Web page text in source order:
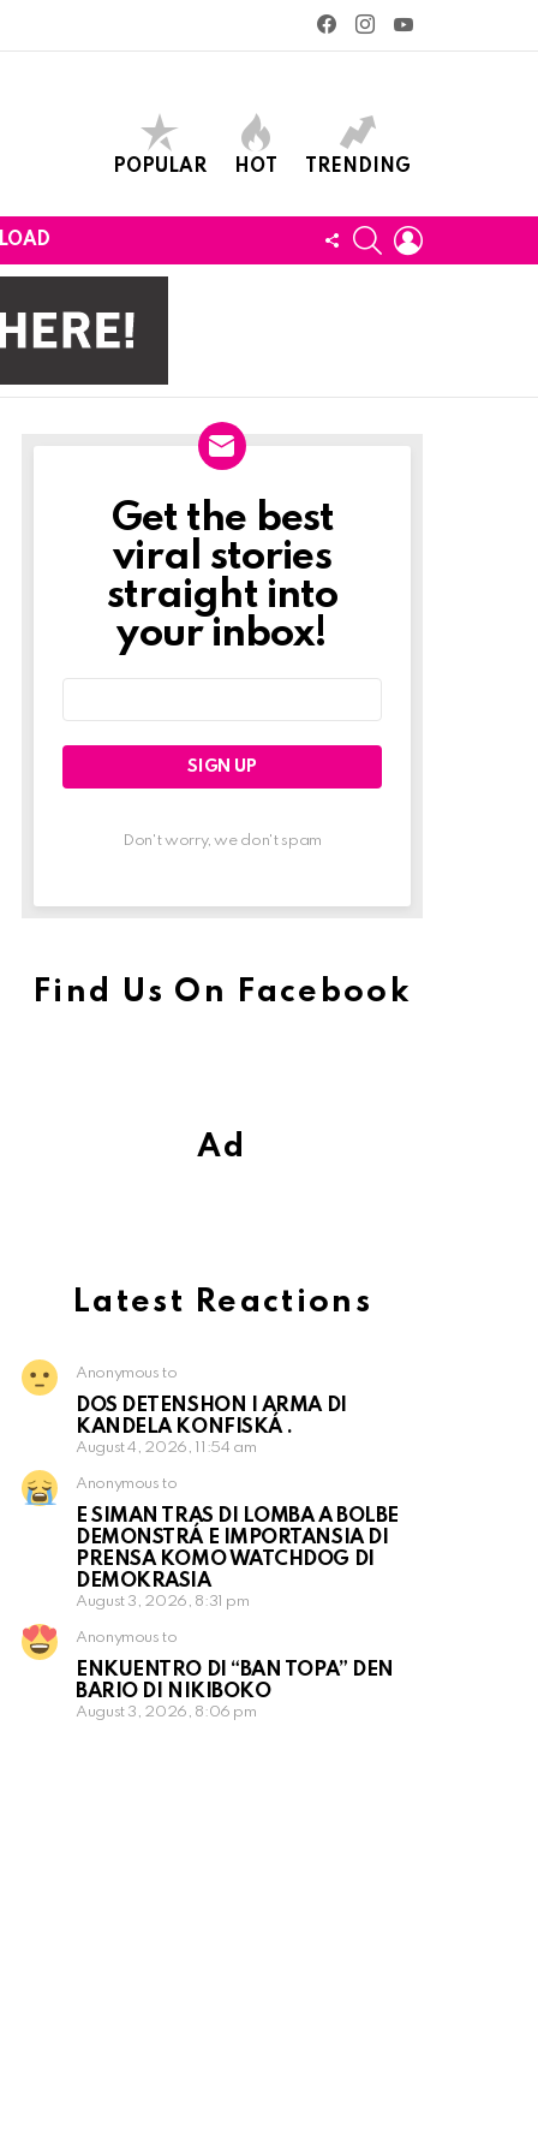
facebookinstagram
POPULAR HOT TRENDING
FOLLOWSEARCH
Newslett
Get the best
viral stories
straight into
your inbox!
Don't worry, we don't spam
Find Us On Facebook
Ad
Latest Reactions
Anonymous to
DOS DETENSHON I ARMA DI
KANDELA KONFISKÁ .
August 4, 2026, 11:54 am
Anonymous to
E SIMAN TRAS DI LOMBA A BOLBE
DEMONSTRÁ E IMPORTANSIA DI
PRENSA KOMO WATCHDOG DI
DEMOKRASIA
August 3, 2026, 8:31 pm
Anonymous to
ENKUENTRO DI “BAN TOPA” DEN
BARIO DI NIKIBOKO
August 3, 2026, 8:06 pm